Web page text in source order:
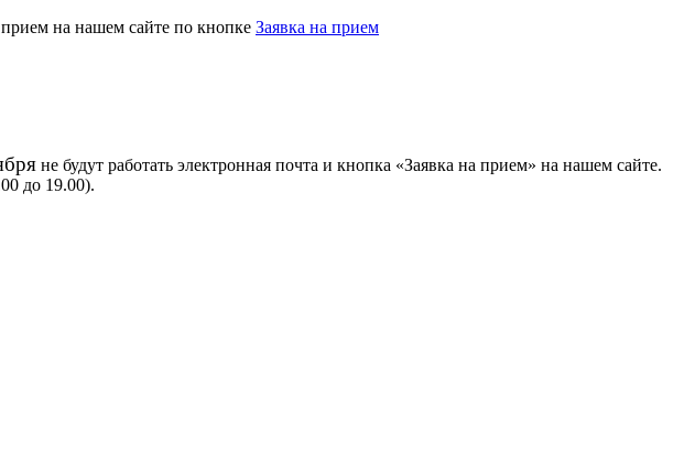
на нашем сайте по кнопке Заявка на прием
не будут работать электронная почта и кнопка «Заявка на прием» на нашем сайте.
до 19.00).